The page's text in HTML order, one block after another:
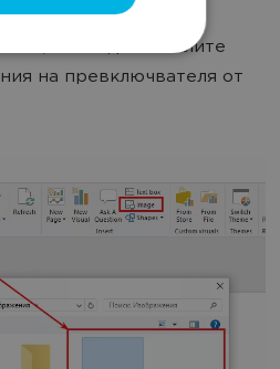
може да изтеглите
на превключвателя от